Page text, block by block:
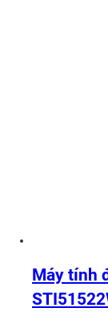
Máy tính